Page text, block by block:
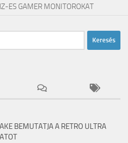
ES GAMER MONITOROKAT
BEMUTATJA A RETRO ULTRA